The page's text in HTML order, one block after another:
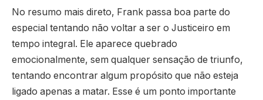
No resumo mais direto, Frank passa boa parte do
especial tentando não voltar a ser o Justiceiro em
tempo integral. Ele aparece quebrado
emocionalmente, sem qualquer sensação de triunfo,
tentando encontrar algum propósito que não esteja
ligado apenas a matar. Esse é um ponto importante